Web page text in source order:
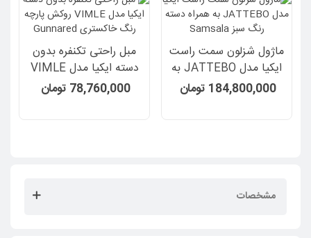
ماژول شزلون سمت راست
ایکیا مدل JATTEBO به
همراه دسته رنگ سبز
184,800,000 تومان
مبل راحتی تکنفره بدون
دسته ایکیا مدل VIMLE
روکش پارچه رنگ
78,760,000 تومان
مشخصات